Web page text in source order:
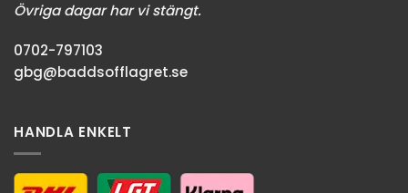
Övriga dagar har vi stängt.
0702-797103
gbg@baddsofflagret.se
HANDLA ENKELT